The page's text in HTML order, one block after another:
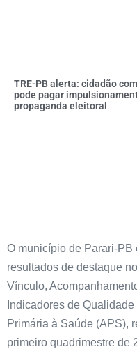
TRE-PB alerta: cidadão
pode pagar
propaganda eleitoral
O município de Parari-PB
resultados de destaque
Vínculo,
Indicadores de
Primária à Saúde (APS),
primeiro quadrimestre de